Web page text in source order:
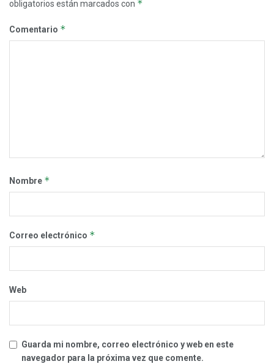
obligatorios están marcados con *
Comentario *
Nombre *
Correo electrónico *
Web
Guarda mi nombre, correo electrónico y web en este
navegador para la próxima vez que comente.